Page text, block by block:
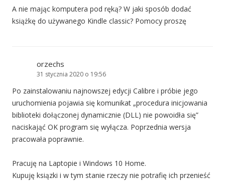
A nie mając komputera pod ręką? W jaki sposób dodać
książkę do używanego Kindle classic? Pomocy proszę
orzechs
31 stycznia 2020 o 19:56
Po zainstalowaniu najnowszej edycji Calibre i próbie jego
uruchomienia pojawia się komunikat „procedura inicjowania
biblioteki dołączonej dynamicznie (DLL) nie powoidła się”
naciskająć OK program się wyłącza. Poprzednia wersja
pracowała poprawnie.
Pracuję na Laptopie i Windows 10 Home.
Kupuję ksiązki i w tym stanie rzeczy nie potrafię ich przenieść